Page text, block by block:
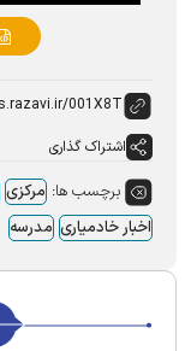
اشتراک گذاری
برچسب ها: مرکزی
اخبار خادمیاری مدرسه